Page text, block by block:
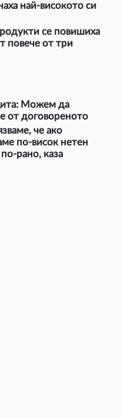
най-високото си
се повишиха
повече от три
Можем да
от договореното
че ако
по-висок нетен
рано, каза